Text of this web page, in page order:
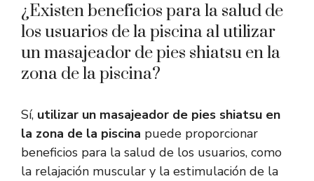
¿Existen beneficios para la salud de
los usuarios de la piscina al utilizar
un masajeador de pies shiatsu en la
zona de la piscina?
Sí, utilizar un masajeador de pies shiatsu en
la zona de la piscina puede proporcionar
beneficios para la salud de los usuarios, como
la relajación muscular y la estimulación de la